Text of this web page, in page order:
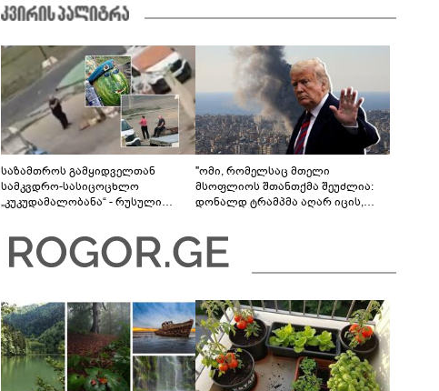
საზამთროს გამყიდველთან
სამკვდრო-სასიცოცხლო
„კუკუდამალობანა“ - რუსული
"ომი, რომელსაც მთელი
მსოფლიოს შთანთქმა შეუძლია:
დონალდ ტრამპმა აღარ იცის,